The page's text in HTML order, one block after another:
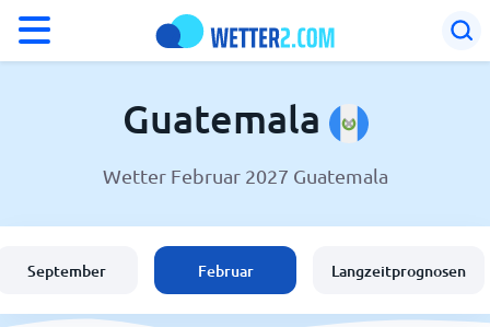
Wetter in Guatemala
Schweiz
Guatemala
Wetter Februar 2027 Guatemala
September Februar Langzeitprognosen